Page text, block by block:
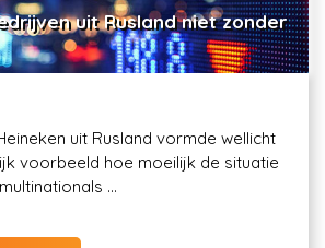
uit Rusland niet zonder
uit Rusland vormde wellicht
voorbeeld hoe moeilijk de situatie
...